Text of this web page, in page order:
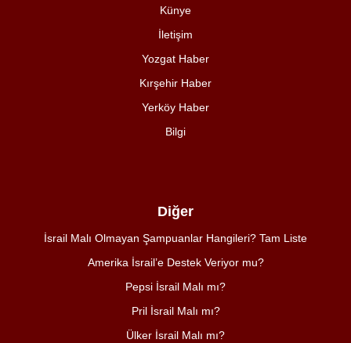
Künye
İletişim
Yozgat Haber
Kırşehir Haber
Yerköy Haber
Bilgi
Diğer
İsrail Malı Olmayan Şampuanlar Hangileri? Tam Liste
Amerika İsrail’e Destek Veriyor mu?
Pepsi İsrail Malı mı?
Pril İsrail Malı mı?
Ülker İsrail Malı mı?